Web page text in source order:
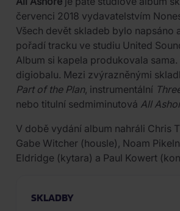
červenci 2018 vydavatelstvím
Všech devět skladeb bylo napsáno
pořadí tracku ve studiu United
Album si kapela produkovala sama.
digiobalu. Mezi zvýrazněnými
Part of the Plan, instrumentální
nebo titulní sedmiminutová All
V době vydání album nahráli Chris
Gabe Witcher (housle), Noam
Eldridge (kytara) a Paul Kowert
SKLADBY